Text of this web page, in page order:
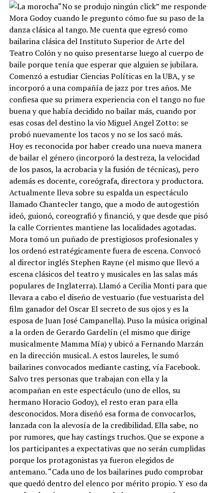
“No se produjo ningún click” me responde
Mora Godoy cuando le pregunto cómo fue su paso de la
danza clásica al tango. Me cuenta que egresó como
bailarina clásica del Instituto Superior de Arte del
Teatro Colón y no quiso presentarse luego al cuerpo de
baile porque tenía que esperar que alguien se jubilara.
Comenzó a estudiar Ciencias Políticas en la UBA, y se
incorporó a una compañía de jazz por tres años. Me
confiesa que su primera experiencia con el tango no fue
buena y que había decidido no bailar más, cuando por
esas cosas del destino la vio Miguel Angel Zotto: se
probó nuevamente los tacos y no se los sacó más.
Hoy es reconocida por haber creado una nueva manera
de bailar el género (incorporó la destreza, la velocidad
de los pasos, la acrobacia y la fusión de técnicas), pero
además es docente, coreógrafa, directora y productora.
Actualmente lleva sobre su espalda un espectáculo
llamado Chantecler tango, que a modo de autogestión
ideó, guionó, coreografió y financió, y que desde que pisó
la calle Corrientes mantiene las localidades agotadas.
Mora tomó un puñado de prestigiosos profesionales y
los ordenó estratégicamente fuera de escena. Convocó
al director inglés Stephen Rayne (el mismo que llevó a
escena clásicos del teatro y musicales en las salas más
populares de Inglaterra). Llamó a Cecilia Monti para que
llevara a cabo el diseño de vestuario (fue vestuarista del
film ganador del Oscar El secreto de sus ojos y es la
esposa de Juan José Campanella). Puso la música original
a la orden de Gerardo Gardelín (el mismo que dirige
musicalmente Mamma Mía) y ubicó a Fernando Marzán
en la dirección musical. A estos laureles, le sumó
bailarines convocados mediante casting, vía Facebook.
Salvo tres personas que trabajan con ella y la
acompañan en este espectáculo (uno de ellos, su
hermano Horacio Godoy), el resto eran para ella
desconocidos. Mora diseñó esa forma de convocarlos,
lanzada con la alevosía de la credibilidad. Ella sabe, no
por rumores, que hay castings truchos. Que se expone a
los participantes a expectativas que no serán cumplidas
porque los protagonistas ya fueron elegidos de
antemano. “Cada uno de los bailarines pudo comprobar
que quedó dentro del elenco por mérito propio. Y eso da